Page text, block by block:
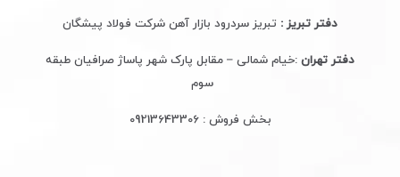
دفتر تبریز : تبریز سردرود بازار آهن شرکت فولاد پیشگان
دفتر تهران :خیام شمالی – مقابل پارک شهر پاساژ صرافیان طبقه
سوم
بخش فروش :09213643306